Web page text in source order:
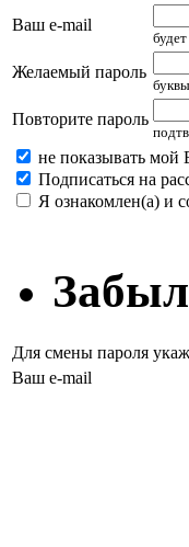
Ваш e-mail
Желаемый пароль
Повторите пароль
не показывать мой
Подписаться на
Я ознакомлен(а) и
Для смены пароля
Ваш e-mail